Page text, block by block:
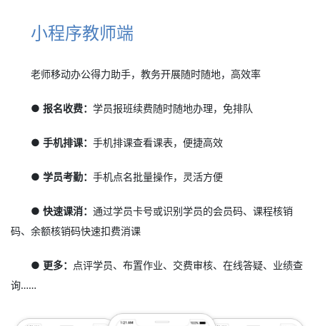
小程序教师端
老师移动办公得力助手，教务开展随时随地，高效率
● 报名收费：学员报班续费随时随地办理，免排队
● 手机排课：手机排课查看课表，便捷高效
● 学员考勤：手机点名批量操作，灵活方便
● 快速课消：通过学员卡号或识别学员的会员码、课程核销
码、余额核销码快速扣费消课
● 更多： 点评学员、布置作业、交费审核、在线答疑、业绩查
询……